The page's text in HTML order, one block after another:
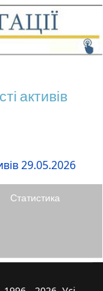
активів
29.05.2026
Статистика